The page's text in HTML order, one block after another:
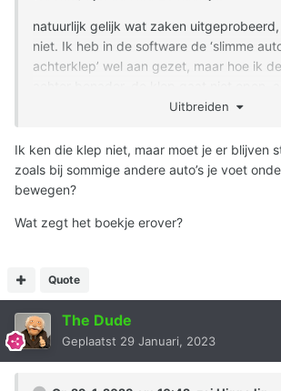
natuurlijk gelijk wat zaken
niet. Ik heb in de software de ‘slimme
achterklep’ wel aan gezet, maar hoe ik
Uitbreiden
Ik ken die klep niet, maar moet je er blijven
zoals bij sommige andere auto’s je voet
bewegen?
Wat zegt het boekje erover?
Quote
The Dude
Geplaatst 29 Januari, 2023